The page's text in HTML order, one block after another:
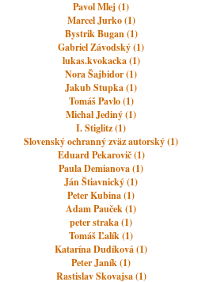
Pavol Mlej (1)
Marcel Jurko (1)
Bystrik Bugan (1)
Gabriel Závodský (1)
lukas.kvokacka (1)
Nora Šajbidor (1)
Jakub Stupka (1)
Tomáš Pavlo (1)
Michal Jediný (1)
I. Stiglitz (1)
Slovenský ochranný zväz autorský (1)
Eduard Pekarovič (1)
Paula Demianova (1)
Ján Štiavnický (1)
Peter Kubina (1)
Adam Pauček (1)
peter straka (1)
Tomáš Ľalík (1)
Katarína Dudíková (1)
Peter Janík (1)
Rastislav Skovajsa (1)